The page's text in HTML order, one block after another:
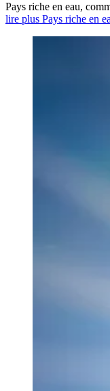
Pays riche en eau,
lire plus Pays riche en